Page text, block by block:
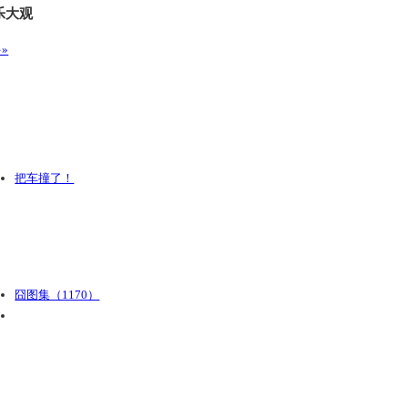
大观
把车撞了！
囧图集（1170）